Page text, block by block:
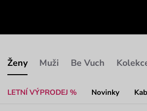
Ženy
LETNÍ VÝPRODEJ % Novinky
Muži Be Vuch